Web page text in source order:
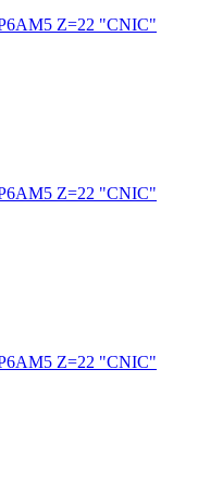
Р6АМ5 Z=22 "CNIC"
Р6АМ5 Z=22 "CNIC"
Р6АМ5 Z=22 "CNIC"